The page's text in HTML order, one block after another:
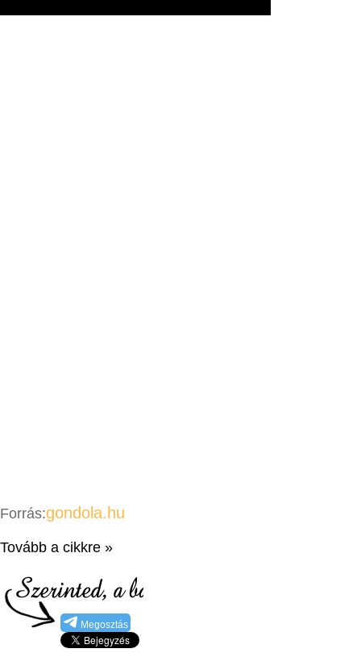
Forrás:gondola.hu
Tovább a cikkre »
Megosztás